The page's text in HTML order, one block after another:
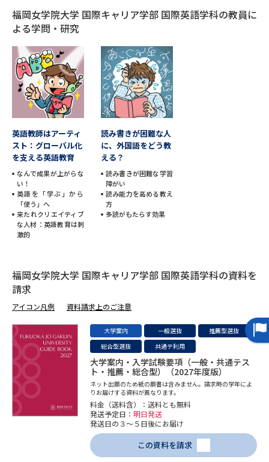
大学で学べる内容や特徴を調べる
集
データサイエンス特集 奨学金・特待生制度特集
デジタルパンフレット 進路の３択
新学年スタート号特集ページ
（高3生用）
新学年スタート号特集ページ
（高2生用）
SELFBRAND特集ページ
オープンキャンパスなどを調べる
オープンキャンパス検索
志望校・出願校を調べる
併願校選び 受験スケジュールを立てよう
先輩が入学を決めた理由 テレメール全国一斉進学調査
福岡女学院大学 国際キャリア学部 国際英語学科の教員に
よる学問・研究
英語教師はアーティ
スト：グローバル化
を支える英語教育
なんで成果が上がらな
い！
英語を「学ぶ」から
「使う」へ
来たれクリエイティブ
な人材：英語教育は刺
激的
読み書きが困難な人
に、外国語をどう教
える？
読み書きが困難な学習
障がい
読み能力を高める教え
方
多読がもたらす効果
福岡女学院大学 国際キャリア学部 国際英語学科の資料を
請求
アイコン凡例 資料請求上のご注意
大学案内 一般選抜
推薦型選抜
総合型選抜
共通テ利用
大学案内・入学試験要項（一般・共通テス
ト・推薦・総合型）（2027年度版）
ネット出願のため紙の願書は含みません。請求時の学年によ
りお届けする資料が異なります。
料金（送料含）：送料とも無料
発送予定日： 明日発送
発送日の３～５日後にお届け
この資料を請求